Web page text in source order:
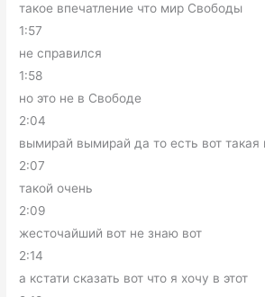
такое впечатление что мир Свободы
1:57
не справился
1:58
но это не в Свободе
2:04
вымирай вымирай да то есть вот такая
2:07
такой очень
2:09
жесточайший вот не знаю вот
2:14
а кстати сказать вот что я хочу в этот